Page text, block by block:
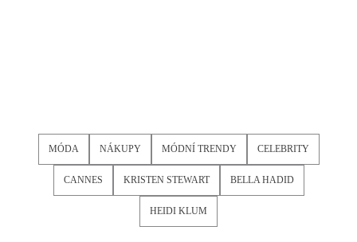
MÓDA NÁKUPY MÓDNÍ TRENDY CELEBRITY
CANNES KRISTEN STEWART BELLA HADID
HEIDI KLUM